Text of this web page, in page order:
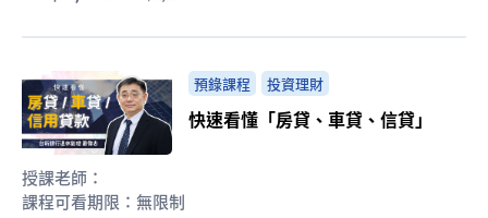
預錄課程 投資理財
快速看懂「房貸、車貸、信貸」
授課老師：
課程可看期限： 無限制